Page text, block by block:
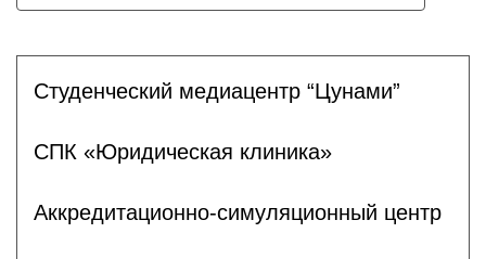
Студенческий медиацентр “Цунами”
СПК «Юридическая клиника»
Аккредитационно-симуляционный центр